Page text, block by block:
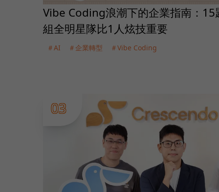
Vibe Coding浪潮下的企業指南：15
組全明星隊比1人炫技重要
＃AI ＃企業轉型 ＃Vibe Coding
03